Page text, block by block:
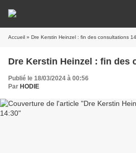
Accueil » Dre Kerstin Heinzel : fin des consultations
Dre Kerstin
Publié le 18/03/2024 à 00:56
Par HODIE